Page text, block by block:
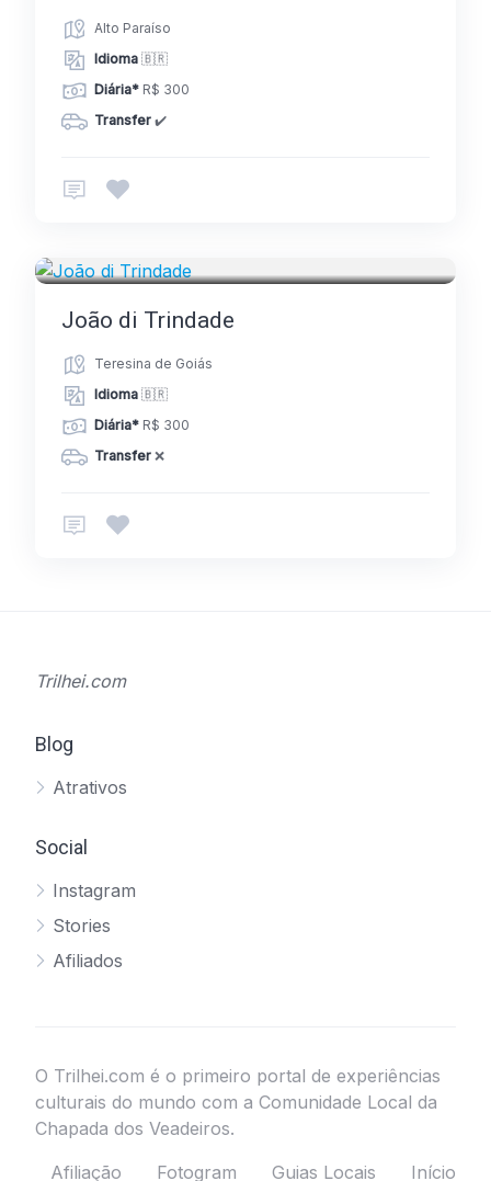
Alto Paraíso
Idioma 🇧🇷
Diária* R$ 300
Transfer ✔️
João di Trindade
Teresina de Goiás
Idioma 🇧🇷
Diária* R$ 300
Transfer ❌
Trilhei.com
Blog
Atrativos
Social
Instagram
Stories
Afiliados
O Trilhei.com é o primeiro portal de experiências
culturais do mundo com a Comunidade Local da
Chapada dos Veadeiros.
Afiliação
Fotogram Guias Locais Início